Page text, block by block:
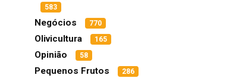
583
Negócios 770
Olivicultura 165
Opinião 58
Pequenos Frutos 286